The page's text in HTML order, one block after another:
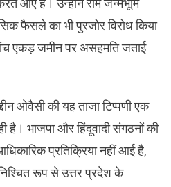
आए हैं। उन्होंने राम जन्मभूमि
फैसले का भी पुरजोर विरोध किया
एकड़ जमीन पर असहमति जताई
ओवैसी की यह ताजा टिप्पणी एक
है। भाजपा और हिंदूवादी संगठनों की
प्रतिक्रिया नहीं आई है,
रूप से उत्तर प्रदेश के